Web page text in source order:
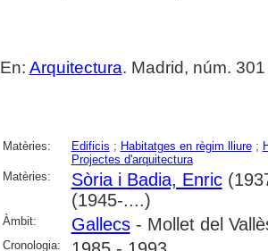
En: Arquitectura. Madrid, núm.
Matèries: Edificis ; Habitatges en règim lliure;
Projectes d'arquitectura
Matèries:
Sòria i Badia, Enric
(1945-....)
Àmbit: Gallecs- Mollet del
Cronologia: